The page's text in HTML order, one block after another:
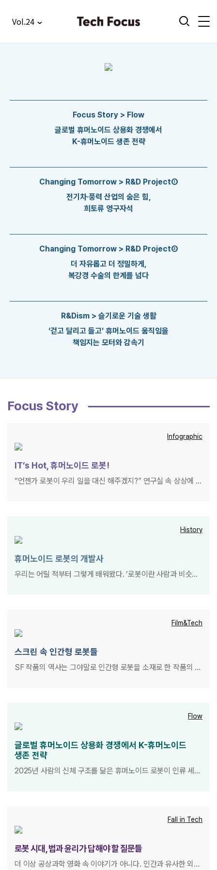
Vol.24
Focus Story > Flow
글로벌 휴머노이드 상용화 경쟁에서
K-휴머노이드 생존 전략
Changing Tomorrow > R&D Project①
전기차·풍력 산업의 숨은 힘,
희토류 영구자석
Changing Tomorrow > R&D Project②
더 자유롭고 더 정밀하게,
복강경 수술의 한계를 넘다
R&Dism > 슬기로운 기술 생활
‘걷고 달리고 들고’ 휴머노이드 움직임을
책임지는 모터와 감속기
Focus Story
Infographic
IT’s Hot, 휴머노이드 로봇!
“언젠가 로봇이 우리 일을 대신 해주겠지?” 연구실 속 상상에 불
자와 연구가 빠르게 확산되고 있다. 머지않은 미래에 우리 삶을
바꿀 휴머노이드 로봇 기술에 대해 알아보자.
History
휴머노이드 로봇의 개발사
우리는 어릴 적부터 그렇게 배워왔다. ‘로봇이란 사람과 비슷하
Film&Tech
스크린 속인간형 로봇들
SF 작품의 역사는 그야말로 인간형 로봇을 소재로 한 작품의 역
Flow
글로벌 휴머노이드 상용화 경쟁에서 K-휴머노이드
생존 전략
2025년 사람의 신체 구조를 닮은 휴머노이드 로봇이 인류 세계
로봇의 본격적인 데뷔 무대가 펼쳐짐에 따라, 이 글에서는 휴머
노이드 개발과 상용화 관점에서 ‘한국의 위기 대응’을 위한 경쟁
다.
Fall in Tech
로봇 시대, 법과 윤리가 답해야 할 질문들
더 이상 공상과학 영화 속 이야기가 아니다. 인간과 유사한 외형